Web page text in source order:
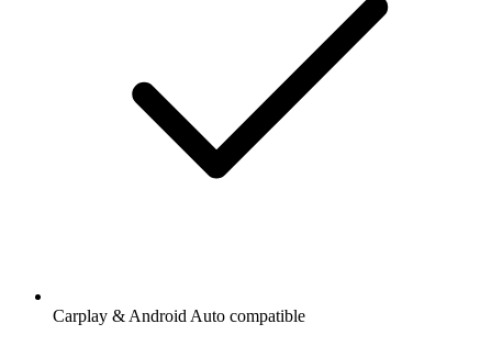
Carplay & Android Auto compatible